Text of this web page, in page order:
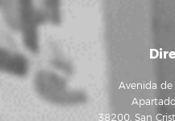
Avenida de
38200, San